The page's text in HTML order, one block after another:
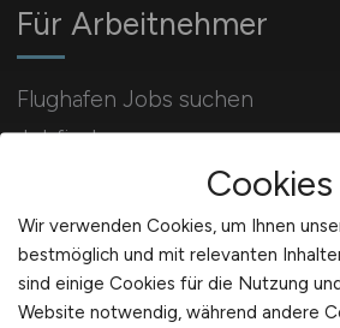
Für Arbeitnehmer
Flughafen Jobs suchen
Jobfinder
Arbeitnehmer Registrierung
Cookies
Wir verwenden Cookies, um Ihnen
bestmöglich und mit relevanten
sind einige Cookies für die Nutzung
Website notwendig, während andere